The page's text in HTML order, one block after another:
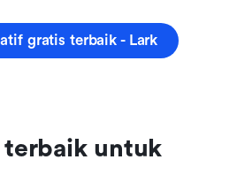
gratis terbaik - Lark
untuk